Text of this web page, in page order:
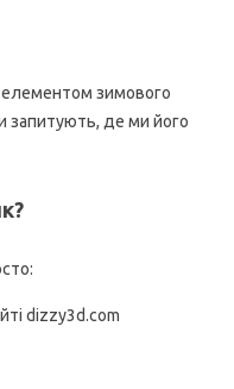
елементом зимового
запитують, де ми його
dizzy3d.com